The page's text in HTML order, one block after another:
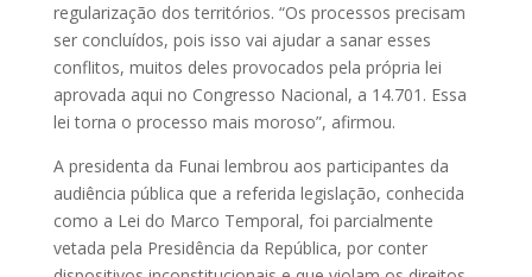
regularização dos territórios. “Os processos precisam
ser concluídos, pois isso vai ajudar a sanar esses
conflitos, muitos deles provocados pela própria lei
aprovada aqui no Congresso Nacional, a 14.701. Essa
lei torna o processo mais moroso”, afirmou.
A presidenta da Funai lembrou aos participantes da
audiência pública que a referida legislação, conhecida
como a Lei do Marco Temporal, foi parcialmente
vetada pela Presidência da República, por conter